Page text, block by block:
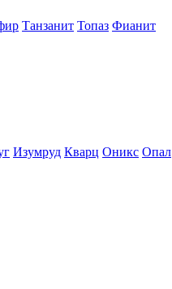
Танзанит Топаз Фианит
Изумруд Кварц Оникс Опал